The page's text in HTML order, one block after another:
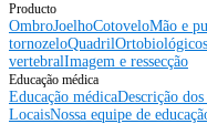
Producto
OmbroJoelhoCotoveloMão e
tornozeloQuadrilOrtobiológicos
vertebralImagem e ressecção
Educação médica
Educação médicaDescrição dos
LocaisNossa equipe de